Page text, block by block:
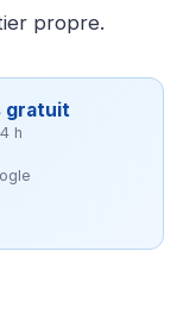
propre.
gratuit
h